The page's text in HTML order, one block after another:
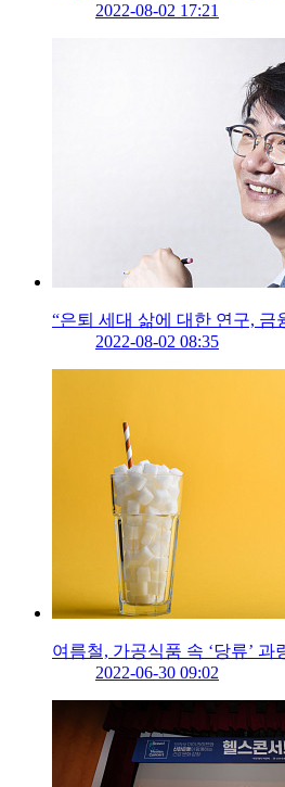
2022-08-02 17:21
“은퇴 세대 삶에 대한 연구, 금
2022-08-02 08:35
여름철, 가공식품 속 ‘당류’ 과
2022-06-30 09:02